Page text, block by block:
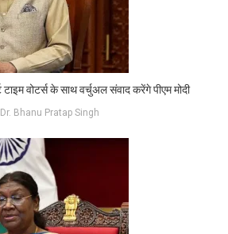
वोटर्स के साथ वर्चुअल संवाद करेंगे पीएम मोदी
Dr. Bhanu Pratap Singh